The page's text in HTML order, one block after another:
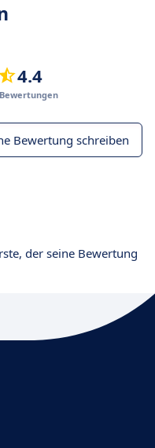
4.4
Bewertung schreiben
der seine Bewertung